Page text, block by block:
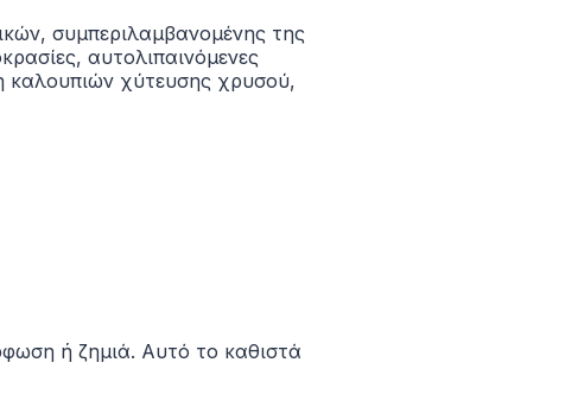
συμπεριλαμβανομένης της
αυτολιπαινόμενες
καλουπιών χύτευσης χρυσού,
ή ζημιά. Αυτό το καθιστά